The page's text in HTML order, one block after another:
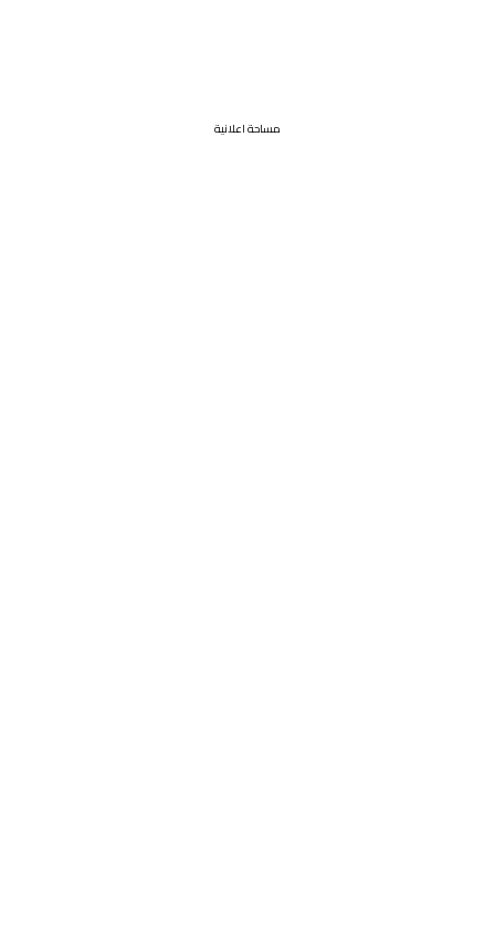
مساحة اعلانية